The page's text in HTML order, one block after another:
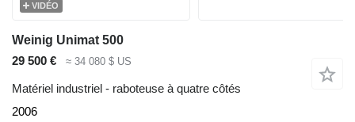
VIDÉO
Weinig Unimat 500
29 500 €
≈ 34 080 $ US
Matériel industriel - raboteuse à quatre côtés
2006